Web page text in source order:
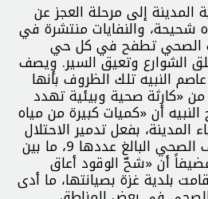
المدينة إلى مرحلة العجز عن
شحيحة، والنفايات منتشرة في
الصحي تطفح في كل حي
الشوارع وتعيق السير. ويصف
النبيه تلك الظروف بأنها
من «كارثة صحية وبيئية تهدد
أن «كميات كبيرة من مياه
بفعل تدمير الاحتلال
مضخات ومحطات الصرف الصحي البالغ عددها 9، ما بين
أن «شحّ الوقود أعاق
بلدية غزة بصيانتها، ما أدى